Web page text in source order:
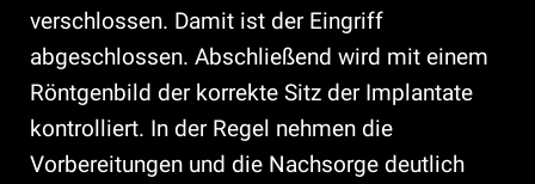
verschlossen. Damit ist der Eingriff
abgeschlossen. Abschließend wird mit einem
Röntgenbild der korrekte Sitz der Implantate
kontrolliert. In der Regel nehmen die
Vorbereitungen und die Nachsorge deutlich